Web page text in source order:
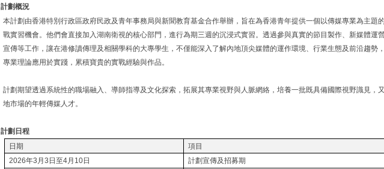
計劃概況
本計劃由香港特別行政區政府民政及青年事務局與新聞教育基金合作舉辦， 旨在為香港青年提供一個以傳媒專業為主題
戰實習機會。 他們會直接加入湖南衛視的核心部門，進行為期三週的沉浸式實習。透過參與真實的節目製作、新媒體運
宣傳等工作，讓在港修讀傳理及相關學科的大專學生，不僅能深入了解內地頂尖媒體的運作環境、行業生態及前沿趨勢
專業理論應用於實踐，累積寶貴的實戰經驗與作品。
計劃期望透過系統性的職場融入、導師指導及文化探索，拓展其專業視野與人脈網絡，培養一批既具備國際視野識見，
地市場的年輕傳媒人才。
計劃日程
日期
項目
2026年3 月3 日至4月 10日 計劃宣傳及招募期